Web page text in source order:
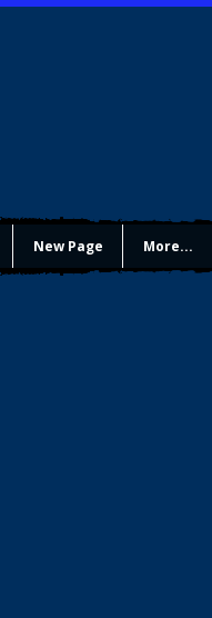
New Page More...